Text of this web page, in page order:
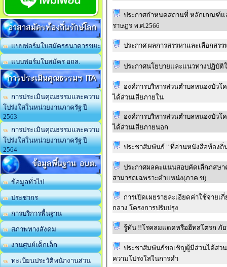
อาสาสมัครท้องถิ่นรักษ์โลก
แบบฟอร์มใบสมัครธนาคารขยะ
แบบฟอร์มใบสมัคร อถล.
การประเมินคุณธรรมฯ ITA
การประเมินคุณธรรมและความ
โปร่งใสในหน่วยงานภาครัฐ ปี
2563
การประเมินคุณธรรมและความ
โปร่งใสในหน่วยงานภาครัฐ ปี
2564
ข้อมูลพื้นฐาน อบต.
ข้อมูลทั่วไป
ประชากร
การบริการพื้นฐาน
สภาพทางสังคม
งานศูนย์เด็กเล็ก
ทะเบียนประวัติพนักงานส่วน
ประกาศกำหนดสถานที่ หลักเกณฑ์แ
ราษฎร พ.ศ.2566
ประกาศ ผลการสรรหาและเลือกสร
ประกาศนโยบายและแนวทางปฏิบั
องค์การบริหารส่วนตำบลหนองบัว
ได้ส่วนเสียภายใน
องค์การบริหารส่วนตำบลหนองบัว
ได้ส่วนเสียภายนอก
ประชาสัมพันธ์ " ที่อ่านหนังสือท้องถิ่
ประกาศผลคะแนนสอบคัดเลืกภสษ
สามารถเฉพราะตำแหน่ง(ภาค ข)
การเปิดเผยรายละเอียดค่าใช้จ่าย
กลาง โครงการปรับปรุง
รู้ทัน !!โรคลมแดดหรือฮีทสโตรก ภั
ประชาสัมพันธ์ขอเชิญผู้มีส่วนได้ส่วนเสียภายนอก (EIT) ทำแบบสอก
ความโปร่งใสในการดำ